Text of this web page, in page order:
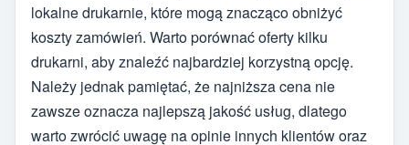
lokalne drukarnie, które mogą znacząco obniżyć
koszty zamówień. Warto porównać oferty kilku
drukarni, aby znaleźć najbardziej korzystną opcję.
Należy jednak pamiętać, że najniższa cena nie
zawsze oznacza najlepszą jakość usług, dlatego
warto zwrócić uwagę na opinie innych klientów oraz